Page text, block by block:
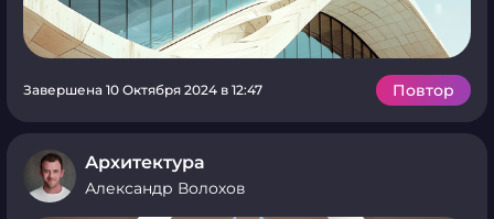
Завершена 10 Октября 2024 в 12:47 Повтор
Архитектура
Александр Волохов